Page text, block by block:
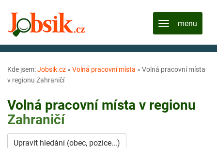
Kde jsem:Jobsik.cz » Volná pracovní místa » Volná pracovní místa
v regionu Zahraničí
Volná pracovní místa v regionu
Zahraničí
Upravit hledání (obec, pozice...)